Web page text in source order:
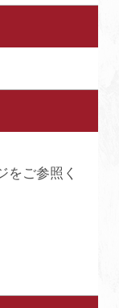
をご参照く